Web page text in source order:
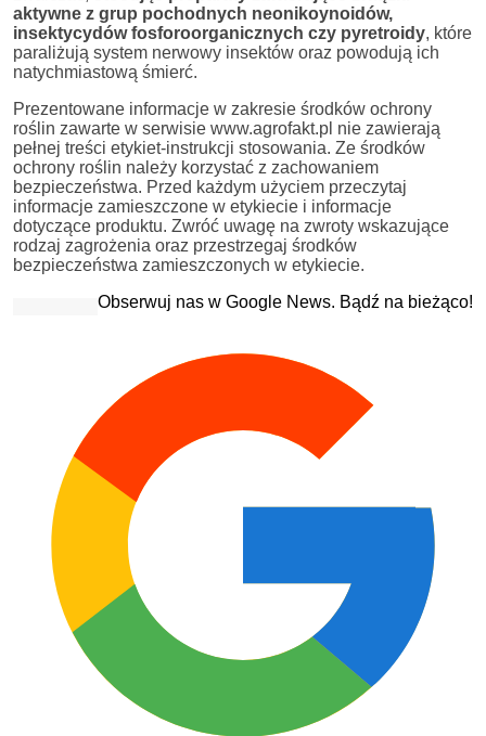
aktywne z grup pochodnych neonikoynoidów,
insektycydów fosforoorganicznych czy pyretroidy, które
paraliżują system nerwowy insektów oraz powodują ich
natychmiastową śmierć.
Prezentowane informacje w zakresie środków ochrony
roślin zawarte w serwisie www.agrofakt.pl nie zawierają
pełnej treści etykiet-instrukcji stosowania. Ze środków
ochrony roślin należy korzystać z zachowaniem
bezpieczeństwa. Przed każdym użyciem przeczytaj
informacje zamieszczone w etykiecie i informacje
dotyczące produktu. Zwróć uwagę na zwroty wskazujące
rodzaj zagrożenia oraz przestrzegaj środków
bezpieczeństwa zamieszczonych w etykiecie.
Obserwuj nas w Google News. Bądź na bieżąco!